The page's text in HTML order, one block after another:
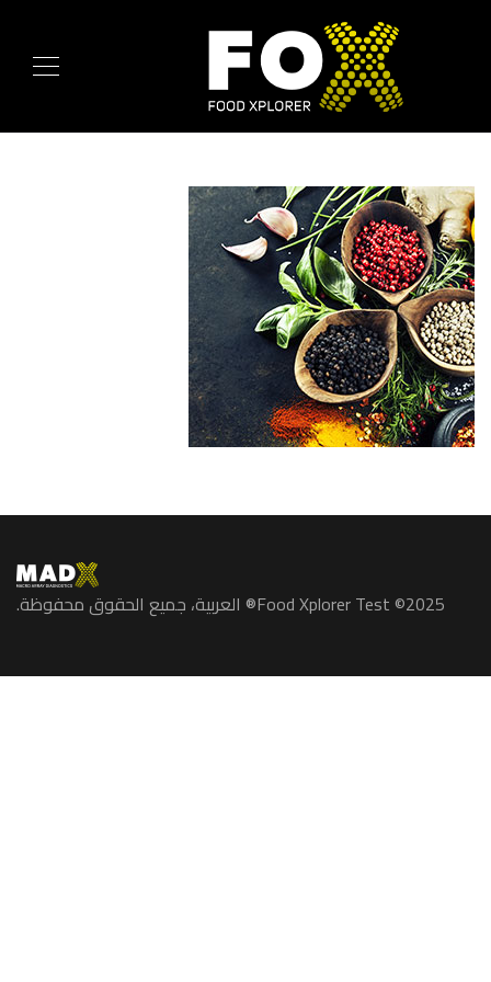
2025© Food Xplorer Test® العربية، جميع الحقوق محفوظة.